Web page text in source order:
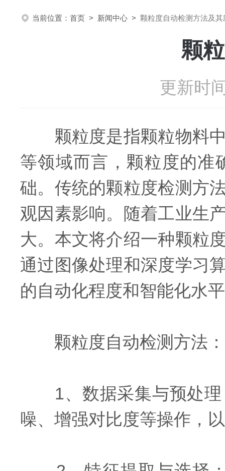
当前位置： 首页 > 新闻中心 > 颗粒度自动检测方法及其
颗
更新时
颗粒度是指颗粒物料中
等领域而言，颗粒度的准
础。传统的颗粒度检测方
观因素影响。随着工业生
大。本文将介绍一种颗粒
通过图像处理和深度学习
的自动化程度和智能化水
颗粒度自动检测方法：
1、数据采集与预处理
噪、增强对比度等操作，